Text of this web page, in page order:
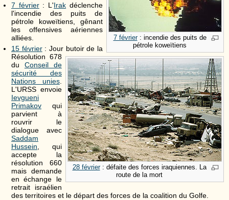
7 février: incendie des puits de
pétrole koweïtiens
28 février: défaite des forces iraquiennes. La
route de la mort
7 février: L'Irak déclenche
l'incendie des puits de
pétrole koweïtiens, gênant
les offensives aériennes
alliées.
15 février: Jour butoir de la
Résolution 678
du Conseil de
sécurité des
Nations unies.
L'URSS envoie
Ievgueni
Primakov qui
parvient à
rouvrir le
dialogue avec
Saddam
Hussein , qui
accepte la
résolution 660
mais demande
en échange le
retrait israélien
des territoires et le départ des forces de la coalition du Golfe.